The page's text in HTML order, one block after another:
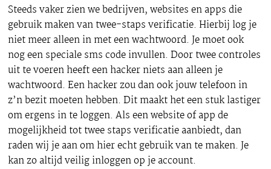
Steeds vaker zien we bedrijven, websites en apps die
gebruik maken van twee-staps verificatie. Hierbij log je
niet meer alleen in met een wachtwoord. Je moet ook
nog een speciale sms code invullen. Door twee controles
uit te voeren heeft een hacker niets aan alleen je
wachtwoord. Een hacker zou dan ook jouw telefoon in
z’n bezit moeten hebben. Dit maakt het een stuk lastiger
om ergens in te loggen. Als een website of app de
mogelijkheid tot twee staps verificatie aanbiedt, dan
raden wij je aan om hier echt gebruik van te maken. Je
kan zo altijd veilig inloggen op je account.